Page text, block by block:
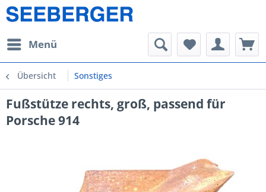
Menü
Übersicht Sonstiges
Fußstütze rechts, groß, passend für
Porsche 914